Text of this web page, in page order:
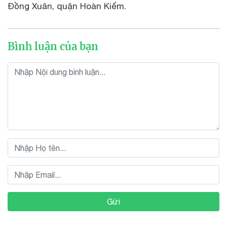
Đồng Xuân, quận Hoàn Kiếm.
Bình luận của bạn
Gửi